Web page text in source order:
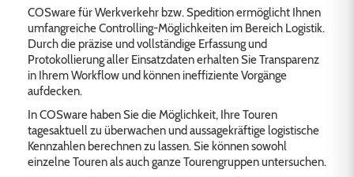
COSware für Werkverkehr bzw. Spedition ermöglicht Ihnen
umfangreiche Controlling-Möglichkeiten im Bereich Logistik.
Durch die präzise und vollständige Erfassung und
Protokollierung aller Einsatzdaten erhalten Sie Transparenz
in Ihrem Workflow und können ineffiziente Vorgänge
aufdecken.
In COSware haben Sie die Möglichkeit, Ihre Touren
tagesaktuell zu überwachen und aussagekräftige logistische
Kennzahlen berechnen zu lassen. Sie können sowohl
einzelne Touren als auch ganze Tourengruppen untersuchen.